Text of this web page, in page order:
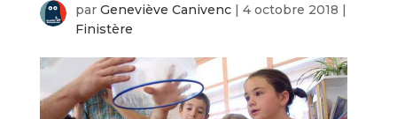
par Geneviève Canivenc| 4 octobre 2018 |
Finistère